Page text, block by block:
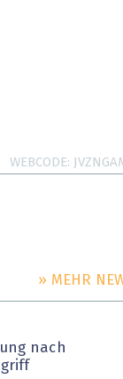
WEBCODE
» MEHR
nach